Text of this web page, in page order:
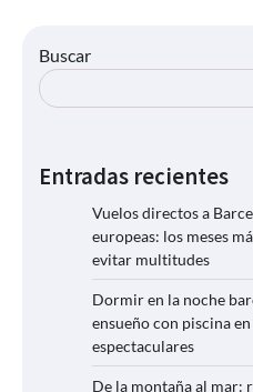
Buscar
Entradas recientes
Vuelos directos a
europeas: los meses
evitar multitudes
Dormir en la noche
ensueño con piscina
espectaculares
De la montaña al mar: